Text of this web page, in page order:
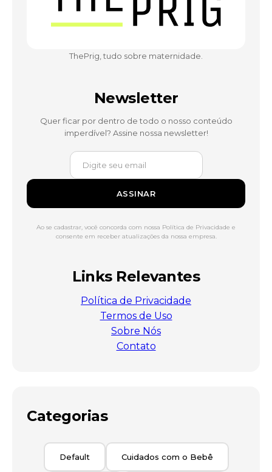
ThePrig, tudo sobre maternidade.
Newsletter
Quer ficar por dentro de todo o nosso conteúdo
imperdível? Assine nossa newsletter!
ASSINAR
Ao se cadastrar, você concorda com nossa Política de Privacidade e
consente em receber atualizações da nossa empresa.
Links Relevantes
Política de Privacidade
Termos de Uso
Sobre Nós
Contato
Categorias
Default Cuidados com o Bebê